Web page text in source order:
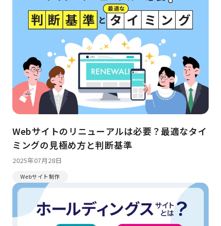
Webサイトのリニューアルは必要？最適なタイ
ミングの見極め方と判断基準
2025年07月28日
Webサイト制作